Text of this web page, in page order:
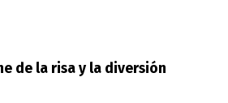
de la risa y la diversión